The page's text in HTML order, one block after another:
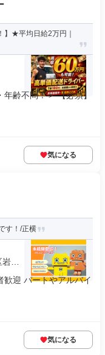
】★平均日給2万円｜
齢不問！＞ 【必須】
気になる
す！/正横
井
迎 パートやアルバイ
気になる